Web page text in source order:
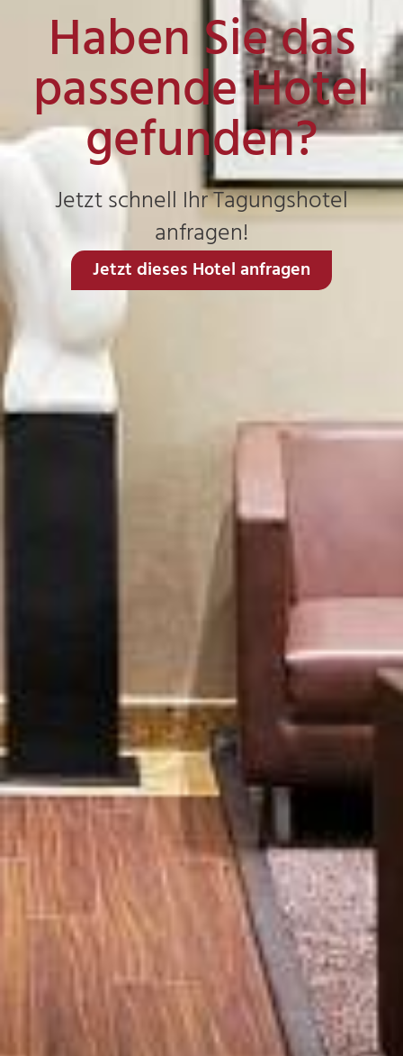
Haben Sie das
passende Hotel
gefunden?
Jetzt schnell Ihr Tagungshotel
anfragen!
Jetzt dieses Hotel anfragen